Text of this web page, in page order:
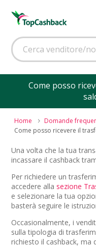
Come posso
Home
Domande
Come posso ricevere il
Una volta che la tua
incassare il cashback
Per richiedere un
accedere alla sezione
e selezionare la tua
basterà seguire le
Occasionalmente, i
sulla tipologia di
richiesto il cashback, ma